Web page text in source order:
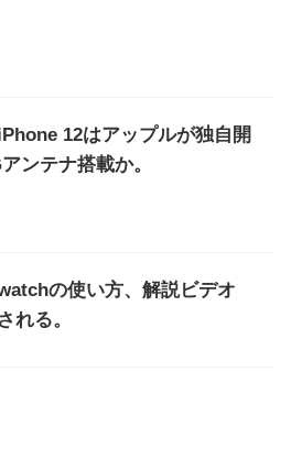
12はアップルが独自開
ンテナ搭載か。
の使い方、解説ビデオ
れる。